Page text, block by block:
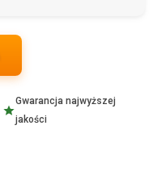
Gwarancja najwyższej
jakości